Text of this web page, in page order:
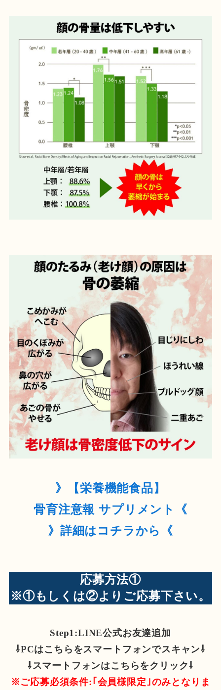
》【栄養機能食品】
骨育注意報 サプリメント《
》詳細はコチラから《
応募方法①
※①もしくは②よりご応募下さい。
Step1:LINE公式お友達追加
⇩PCはこちらをスマートフォンでスキャン⇩
⇩スマートフォンはこちらをクリック⇩
※ご応募必須条件:｢会員様限定｣のみとなりま